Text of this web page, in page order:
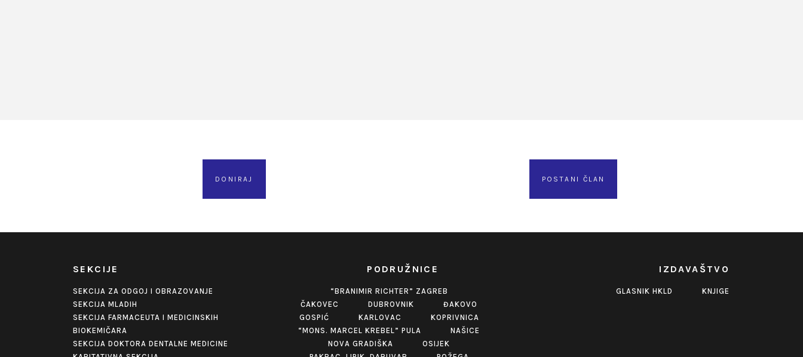
DONIRAJ POSTANI ČLAN
SEKCIJE
SEKCIJA ZA ODGOJ I OBRAZOVANJE
SEKCIJA MLADIH
SEKCIJA FARMACEUTA I MEDICINSKIH
BIOKEMIČARA
SEKCIJA DOKTORA DENTALNE MEDICINE
PODRUŽNICE
“BRANIMIR RICHTER” ZAGREB
ČAKOVEC
DUBROVNIK
ĐAKOVO
GOSPIĆ
KARLOVAC
KOPRIVNICA
“MONS. MARCEL KREBEL” PULA
NAŠICE
NOVA GRADIŠKA
OSIJEK
IZDAVAŠTVO
GLASNIK HKLD KNJIGE